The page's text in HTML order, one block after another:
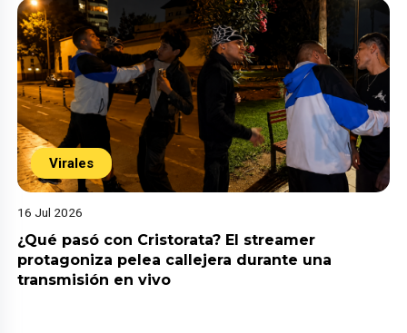
Virales
16 Jul 2026
¿Qué pasó con Cristorata? El streamer
protagoniza pelea callejera durante una
transmisión en vivo